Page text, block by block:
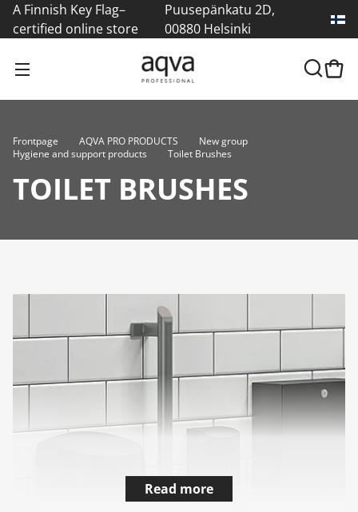
A Finnish Key Flag–
certified online store
Puusepänkatu 2D,
00880 Helsinki
Frontpage AQVA PRO PRODUCTS
New group
Hygiene and support products
Toilet Brushes
TOILET BRUSHES
Read more